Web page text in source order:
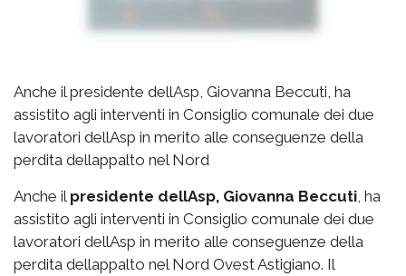
Anche il presidente dellAsp, Giovanna Beccuti, ha
assistito agli interventi in Consiglio comunale dei due
lavoratori dellAsp in merito alle conseguenze della
perdita dellappalto nel Nord
Anche il presidente dellAsp, Giovanna Beccuti , ha
assistito agli interventi in Consiglio comunale dei due
lavoratori dellAsp in merito alle conseguenze della
perdita dellappalto nel Nord Ovest Astigiano. Il